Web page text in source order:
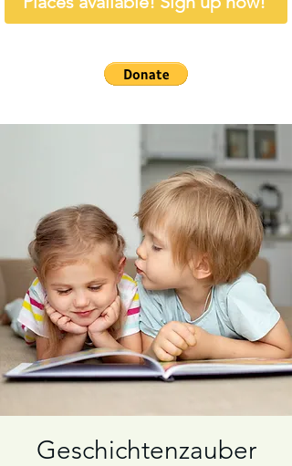
Geschichtenzauber